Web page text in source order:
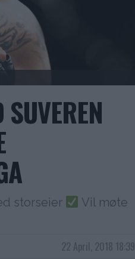
storseier
Vil møte
22 April, 2018 18:39